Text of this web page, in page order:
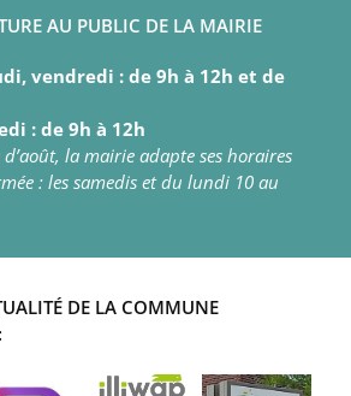
AU PUBLIC DE LA MAIRIE
vendredi : de 9h à 12h et de
: de 9h à 12h
la mairie adapte ses horaires
: les samedis et du lundi 10 au
DE LA COMMUNE